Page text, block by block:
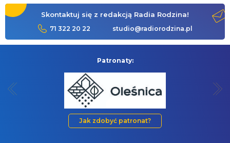
Skontaktuj się z redakcją Radia Rodzina!
71 322 20 22 studio@radiorodzina.pl
Patronaty:
Jak zdobyć patronat?